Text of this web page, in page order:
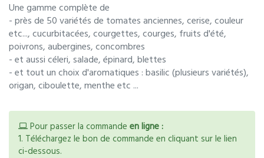
Une gamme complète de
- près de 50 variétés de tomates anciennes, cerise, couleur
etc..., cucurbitacées, courgettes, courges, fruits d'été,
poivrons, aubergines, concombres
- et aussi céleri, salade, épinard, blettes
- et tout un choix d'aromatiques : basilic (plusieurs variétés),
origan, ciboulette, menthe etc ...
Pour passer la commande en ligne :
1. Téléchargez le bon de commande en cliquant sur le lien
ci-dessous.